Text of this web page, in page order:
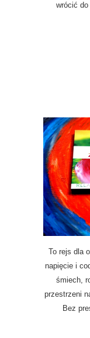
wrócić do
To rejs dla
napięcie i
śmiech,
przestrzeni
Bez